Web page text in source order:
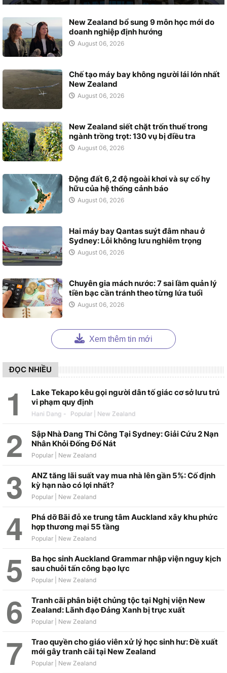
New Zealand bổ sung 9 môn học mới do
doanh nghiệp định hướng
August 06, 2026
Chế tạo máy bay không người lái lớn nhất
New Zealand
August 06, 2026
New Zealand siết chặt trốn thuế trong
ngành trồng trọt: 130 vụ bị điều tra
August 06, 2026
Động đất 6,2 độ ngoài khơi và sự cố hy
hữu của hệ thống cảnh báo
August 06, 2026
Hai máy bay Qantas suýt đâm nhau ở
Sydney: Lỗi không lưu nghiêm trọng
August 06, 2026
Chuyên gia mách nước: 7 sai lầm quản lý
tiền bạc cần tránh theo từng lứa tuổi
August 06, 2026
Xem thêm tin mới
ĐỌC NHIỀU
Lake Tekapo kêu gọi người dân tố giác cơ sở lưu trú
vi phạm quy định
Hani Dang -
Sập Nhà Đang Thi Công Tại Sydney: Giải Cứu 2 Nạn
Nhân Khỏi Đống Đổ Nát
ANZ tăng lãi suất vay mua nhà lên gần 5%: Cố định
kỳ hạn nào có lợi nhất?
Phá dỡ Bãi đỗ xe trung tâm Auckland xây khu phức
hợp thương mại 55 tầng
Ba học sinh Auckland Grammar nhập viện nguy kịch
sau chuỗi tấn công bạo lực
Tranh cãi phân biệt chủng tộc tại Nghị viện New
Zealand: Lãnh đạo Đảng Xanh bị trục xuất
Trao quyền cho giáo viên xử lý học sinh hư: Đề xuất
mới gây tranh cãi tại New Zealand